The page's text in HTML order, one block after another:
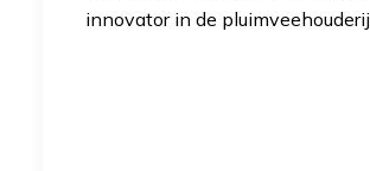
innovator in de pluimveehouderij